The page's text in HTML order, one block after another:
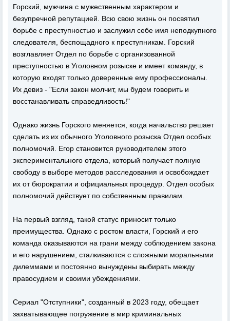
Горский, мужчина с мужественным характером и
безупречной репутацией. Всю свою жизнь он посвятил
борьбе с преступностью и заслужил себе имя неподкупного
следователя, беспощадного к преступникам. Горский
возглавляет Отдел по борьбе с организованной
преступностью в Уголовном розыске и имеет команду, в
которую входят только доверенные ему профессионалы.
Их девиз - "Если закон молчит, мы будем говорить и
восстанавливать справедливость!"
Однако жизнь Горского меняется, когда начальство решает
сделать из их обычного Уголовного розыска Отдел особых
полномочий. Егор становится руководителем этого
экспериментального отдела, который получает полную
свободу в выборе методов расследования и освобождает
их от бюрократии и официальных процедур. Отдел особых
полномочий действует по собственным правилам.
На первый взгляд, такой статус приносит только
преимущества. Однако с ростом власти, Горский и его
команда оказываются на грани между соблюдением закона
и его нарушением, сталкиваются с сложными моральными
дилеммами и постоянно вынуждены выбирать между
правосудием и своими убеждениями.
Сериал "Отступники", созданный в 2023 году, обещает
захватывающее погружение в мир криминальных